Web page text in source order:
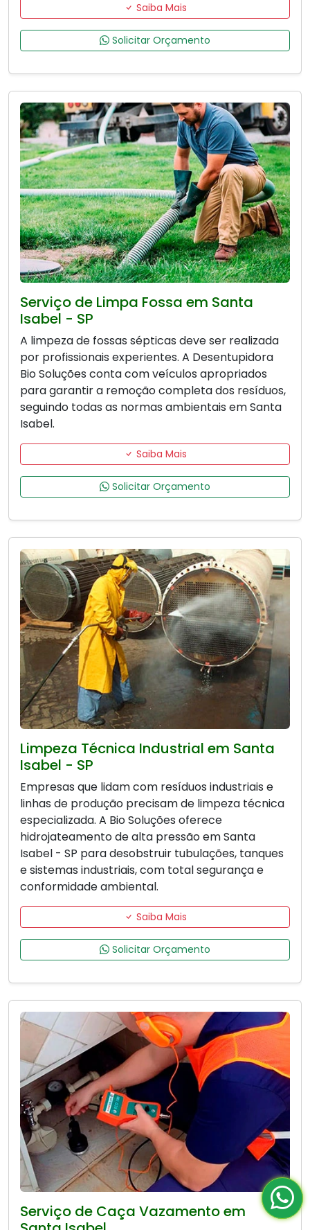
Saiba Mais
Solicitar Orçamento
Serviço de Limpa Fossa em Santa
Isabel - SP
A limpeza de fossas sépticas deve ser realizada
por profissionais experientes. A Desentupidora
Bio Soluções conta com veículos apropriados
para garantir a remoção completa dos resíduos,
seguindo todas as normas ambientais em Santa
Isabel.
Saiba Mais
Solicitar Orçamento
Limpeza Técnica Industrial em Santa
Isabel - SP
Empresas que lidam com resíduos industriais e
linhas de produção precisam de limpeza técnica
especializada. A Bio Soluções oferece
hidrojateamento de alta pressão em Santa
Isabel - SP para desobstruir tubulações, tanques
e sistemas industriais, com total segurança e
conformidade ambiental.
Saiba Mais
Solicitar Orçamento
Serviço de Caça Vazamento em